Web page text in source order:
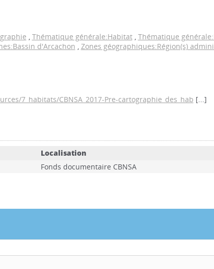
, Thématique générale:Habitat, Thématique
d'Arcachon , Zones géographiques:Région(s)
7_habitats/CBNSA_2017-Pre-cartographie_des_hab [...]
Localisation
Fonds documentaire CBNSA